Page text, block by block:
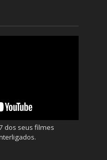
dos seus filmes